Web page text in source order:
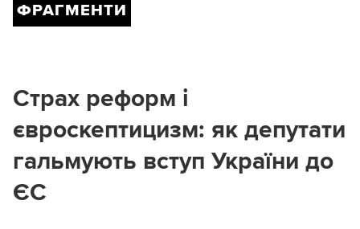
ФРАГМЕНТИ
Страх реформ і
євроскептицизм: як депутати
гальмують вступ України до
ЄС